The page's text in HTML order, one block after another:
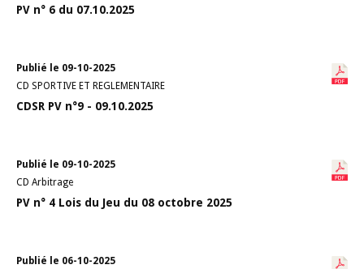
PV n° 6 du 07.10.2025
Publié le 09-10-2025
CD SPORTIVE ET REGLEMENTAIRE
CDSR PV n°9 - 09.10.2025
Publié le 09-10-2025
CD Arbitrage
PV n° 4 Lois du Jeu du 08 octobre 2025
Publié le 06-10-2025